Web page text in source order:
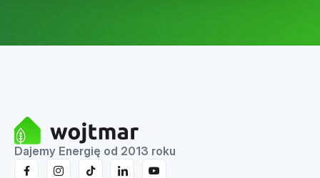
Dajemy Energię od 2013 roku